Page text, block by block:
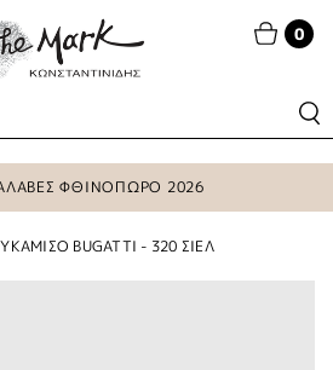
0
ΦΘΙΝΟΠΩΡΟ 2026
BUGATTI - 320 ΣΙΕΛ